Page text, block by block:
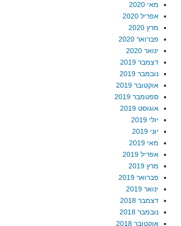
מאי 2020
אפריל 2020
מרץ 2020
פברואר 2020
ינואר 2020
דצמבר 2019
נובמבר 2019
אוקטובר 2019
ספטמבר 2019
אוגוסט 2019
יולי 2019
יוני 2019
מאי 2019
אפריל 2019
מרץ 2019
פברואר 2019
ינואר 2019
דצמבר 2018
נובמבר 2018
אוקטובר 2018